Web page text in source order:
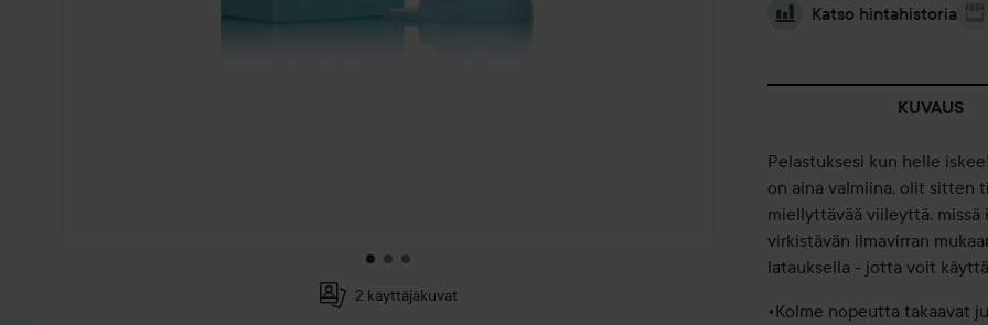
2 käyttäjäkuvat
Loaded
Katso hintahistoria
KUVAUS
Pelastuksesi kun helle
on aina valmiina, olit sitten
miellyttävää viileyttä,
virkistävän ilmavirran
latauksella - jotta voit
•Kolme nopeutta takaavat